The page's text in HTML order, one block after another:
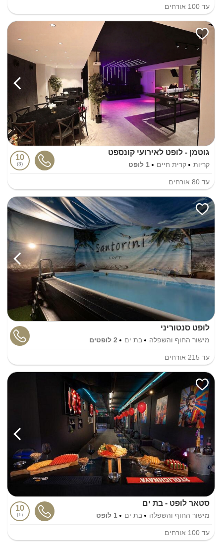
עד 100 אורחים
גוטמן - לופט לאירועי קונספט
קריות קרית חיים 1 לופט
10
3
עד 80 אורחים
לופט סנטוריני
מישור החוף והשפלה בת ים 2 לופטים
עד 215 אורחים
סטאר לופט - בת ים
מישור החוף והשפלה בת ים 1 לופט
10
1
עד 100 אורחים